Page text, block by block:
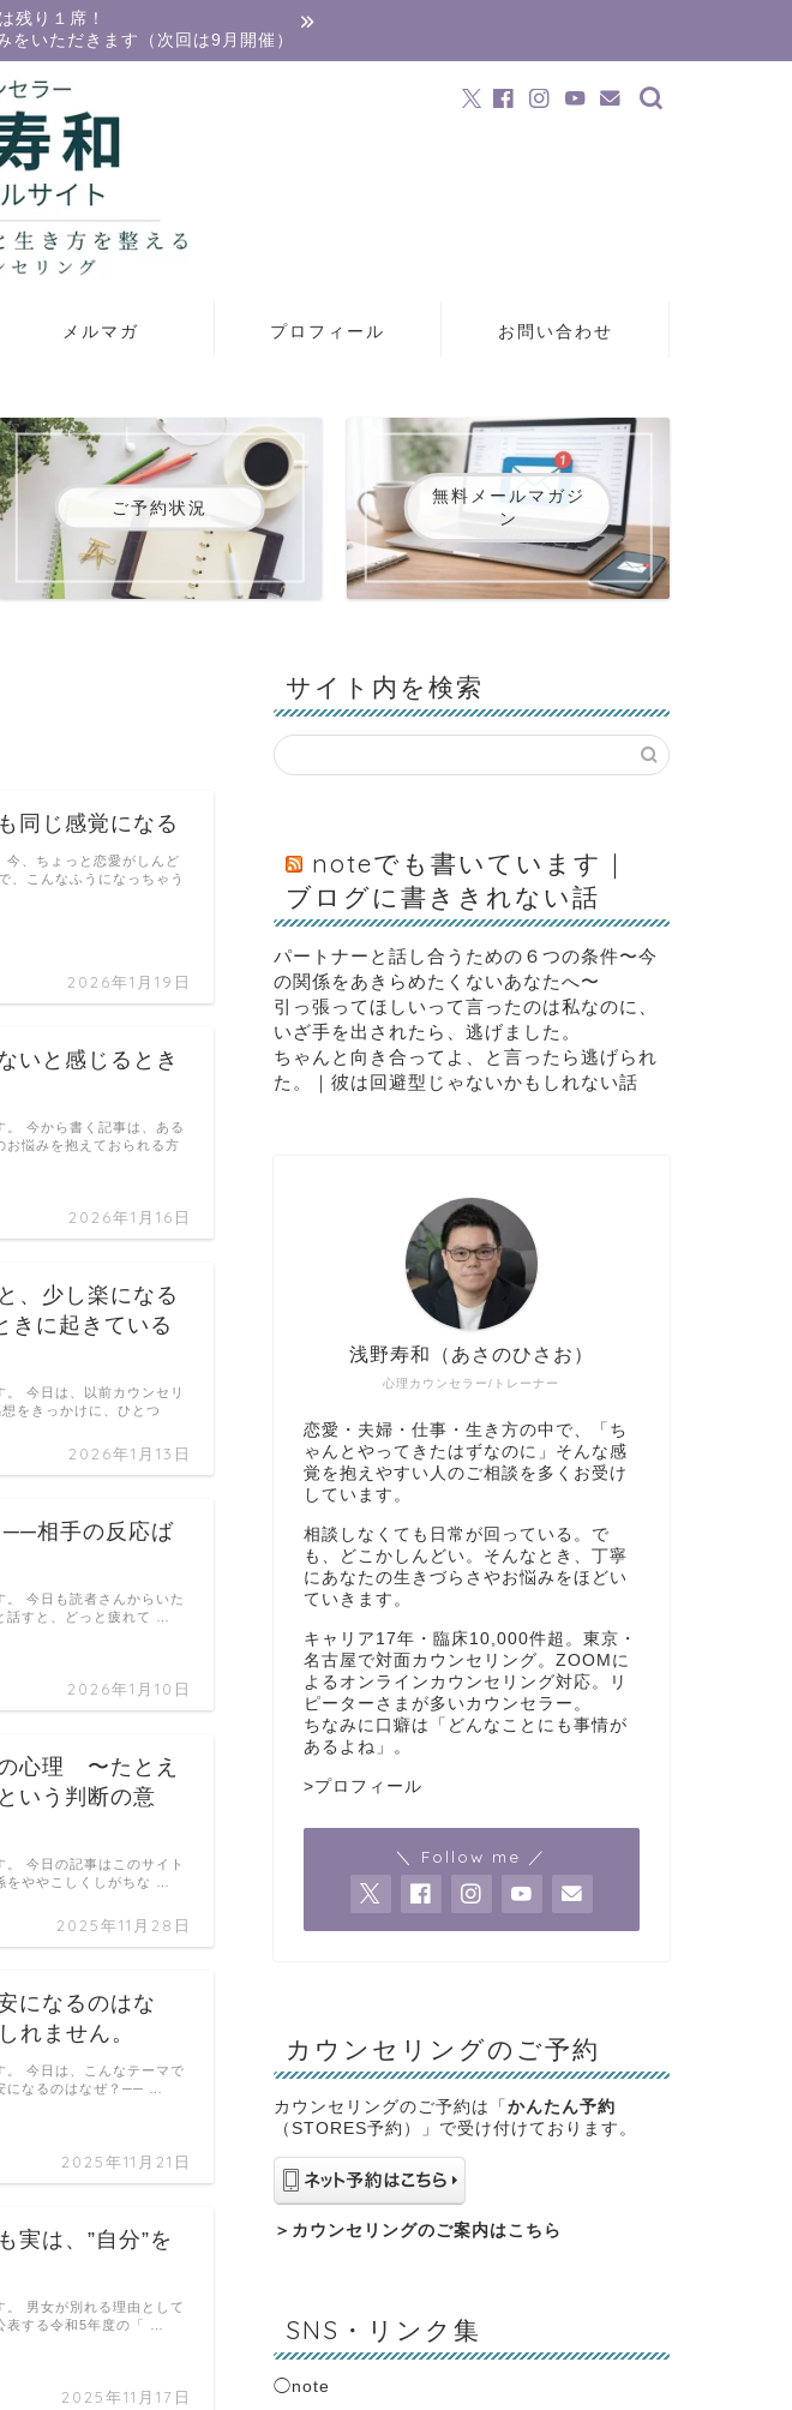
残り１席！
いただきます（次回は9月開催）
メルマガ プロフィール お問い合わせ
ご予約状況
無料メールマガジ
ン
同じ感覚になる
2026年1月19日
今、ちょっと恋愛がしんど
、こんなふうになっちゃう
いと感じるとき
2026年1月16日
。 今から書く記事は、ある
お悩みを抱えておられる方
、少し楽になる
きに起きている
2026年1月13日
今日は、以前カウンセリ
をきっかけに、ひとつ
──相手の反応ば
2026年1月10日
。 今日も読者さんからいた
話すと、どっと疲れて …
心理 〜たとえ
いう判断の意
2025年11月28日
今日の記事はこのサイト
をややこしくしがちな …
になるのはな
れません。
2025年11月21日
。 今日は、こんなテーマで
になるのはなぜ？── …
実は、”自分”を
2025年11月17日
。 男女が別れる理由として
表する令和5年度の「 …
サイト内を検索
noteでも書いています｜
ブログに書ききれない話
パートナーと話し合うための６つの条件〜今
の関係をあきらめたくないあなたへ〜
引っ張ってほしいって言ったのは私なのに、
いざ手を出されたら、逃げました。
ちゃんと向き合ってよ、と言ったら逃げられ
た。｜彼は回避型じゃないかもしれない話
心理カウンセラー/トレーナー
浅野寿和（あさのひさお）
恋愛・夫婦・仕事・生き方の中で、「ち
ゃんとやってきたはずなのに」そんな感
覚を抱えやすい人のご相談を多くお受け
しています。
相談しなくても日常が回っている。で
も、どこかしんどい。そんなとき、丁寧
にあなたの生きづらさやお悩みをほどい
ていきます。
キャリア17年・臨床10,000件超。東京・
名古屋で対面カウンセリング。ZOOMに
よるオンラインカウンセリング対応。リ
ピーターさまが多いカウンセラー。
ちなみに口癖は「どんなことにも事情が
あるよね」。
>プロフィール
＼ Follow me ／
カウンセリングのご予約
カウンセリングのご予約は「 かんたん予約
（STORES予約）」で受け付けております。
＞ カウンセリングのご案内はこちら
SNS・リンク集
◯note